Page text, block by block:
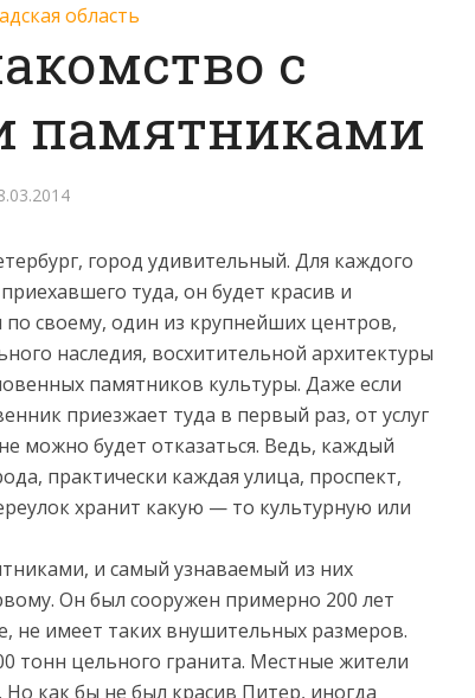
область
с
памятниками
город удивительный. Для каждого
туда, он будет красив и
по своему, один из крупнейших центров,
наследия, восхитительной архитектуры
памятников культуры. Даже если
приезжает туда в первый раз, от услуг
можно будет отказаться. Ведь, каждый
практически каждая улица, проспект,
хранит какую — то культурную или
и самый узнаваемый из них
Он был сооружен примерно 200 лет
не имеет таких внушительных размеров.
тонн цельного гранита. Местные жители
как бы не был красив Питер, иногда